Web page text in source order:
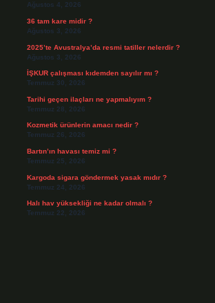
Ağustos 4, 2026
36 tam kare midir ?
Ağustos 3, 2026
2025’te Avustralya’da resmi tatiller nelerdir ?
Ağustos 3, 2026
İŞKUR çalışması kıdemden sayılır mı ?
Temmuz 30, 2026
Tarihi geçen ilaçları ne yapmalıyım ?
Temmuz 28, 2026
Kozmetik ürünlerin amacı nedir ?
Temmuz 26, 2026
Bartın’ın havası temiz mi ?
Temmuz 25, 2026
Kargoda sigara göndermek yasak mıdır ?
Temmuz 24, 2026
Halı hav yüksekliği ne kadar olmalı ?
Temmuz 22, 2026